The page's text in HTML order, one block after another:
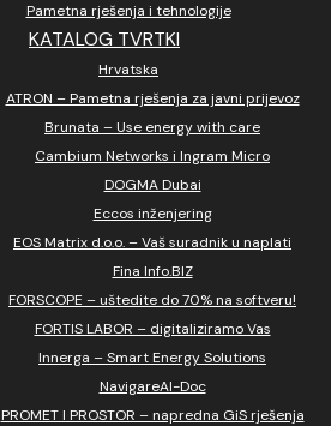
Pametna rješenja i tehnologije
KATALOG TVRTKI
Hrvatska
ATRON – Pametna rješenja za javni prijevoz
Brunata – Use energy with care
Cambium Networks i Ingram Micro
DOGMA Dubai
Eccos inženjering
EOS Matrix d.o.o. – Vaš suradnik u naplati
Fina Info.BIZ
FORSCOPE – uštedite do 70% na softveru!
FORTIS LABOR – digitaliziramo Vas
Innerga – Smart Energy Solutions
NavigareAI-Doc
PROMET I PROSTOR – napredna GiS rješenja